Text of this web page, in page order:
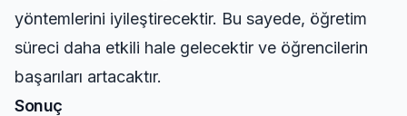
yöntemlerini iyileştirecektir. Bu sayede, öğretim
süreci daha etkili hale gelecektir ve öğrencilerin
başarıları artacaktır.
Sonuç